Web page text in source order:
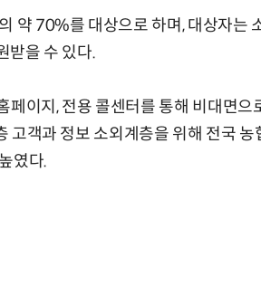
약 70%를 대상으로 하며, 대상자는
받을 수 있다.
이지, 전용 콜센터를 통해 비대면으
고객과 정보 소외계층을 위해 전국
였다.